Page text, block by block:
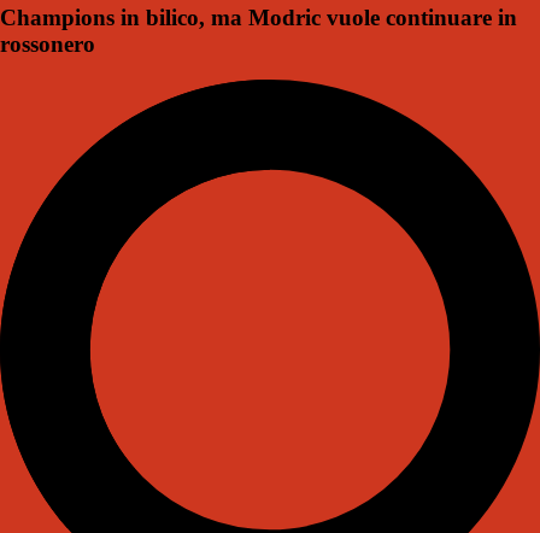
Champions in bilico, ma Modric vuole continuare in
rossonero